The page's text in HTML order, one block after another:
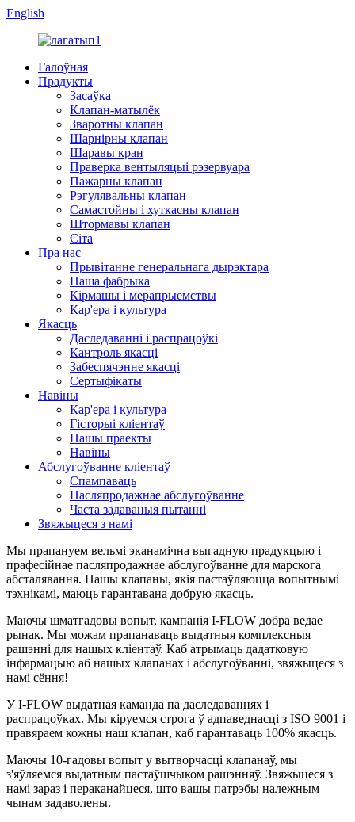
English
Галоўная
Прадукты
Засаўка
Клапан-матылёк
Зваротны клапан
Шарнірны клапан
Шаравы кран
Праверка вентыляцыі рэзервуара
Пажарны клапан
Рэгулявальны клапан
Самастойны і хуткасны клапан
Штормавы клапан
Сіта
Пра нас
Прывітанне генеральнага дырэктара
Наша фабрыка
Кірмашы і мерапрыемствы
Кар'ера і культура
Якасць
Даследаванні і распрацоўкі
Кантроль якасці
Забеспячэнне якасці
Сертыфікаты
Навіны
Кар'ера і культура
Гісторыі кліентаў
Нашы праекты
Навіны
Абслугоўванне кліентаў
Спампаваць
Пасляпродажнае абслугоўванне
Часта задаваныя пытанні
Звяжыцеся з намі
Мы прапануем вельмі эканамічна выгадную прадукцыю і
прафесійнае пасляпродажнае абслугоўванне для марскога
абсталявання. Нашы клапаны, якія пастаўляюцца вопытнымі
тэхнікамі, маюць гарантавана добрую якасць.
Маючы шматгадовы вопыт, кампанія I-FLOW добра ведае
рынак. Мы можам прапанаваць выдатныя комплексныя
рашэнні для нашых кліентаў. Каб атрымаць дадатковую
інфармацыю аб нашых клапанах і абслугоўванні, звяжыцеся з
намі сёння!
У I-FLOW выдатная каманда па даследаваннях і
распрацоўках. Мы кіруемся строга ў адпаведнасці з ISO 9001 і
правяраем кожны наш клапан, каб гарантаваць 100% якасць.
Маючы 10-гадовы вопыт у вытворчасці клапанаў, мы
з'яўляемся выдатным пастаўшчыком рашэнняў. Звяжыцеся з
намі зараз і пераканайцеся, што вашы патрэбы належным
чынам задаволены.